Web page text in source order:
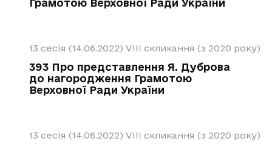
Грамотою Верховної Ради України
13 сесія (14.06.2022) VIII скликання (з 2020 року)
393 Про представлення Я. Дуброва
до нагородження Грамотою
Верховної Ради України
13 сесія (14.06.2022) VIII скликання (з 2020 року)